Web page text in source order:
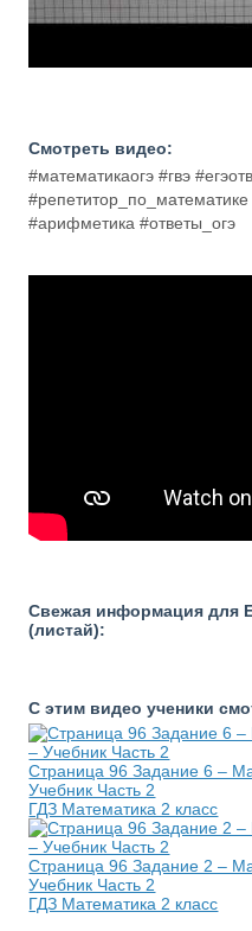
Смотреть видео:
#математикаогэ #гвэ
#арифметика #ответы_огэ
Свежая информация для
(листай):
С этим видео ученики
Страница 96 Задание 6 –
Учебник Часть 2
ГДЗ Математика 2 класс
Страница 96 Задание 2 –
Учебник Часть 2
ГДЗ Математика 2 класс